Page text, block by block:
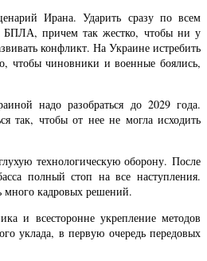
Ирана. Ударить сразу по всем
БПЛА, причем так жестко, чтобы ни у
конфликт. На Украине истребить
чтобы чиновники и военные боялись,
надо разобраться до 2029 года.
так, чтобы от нее не могла исходить
технологическую оборону. После
полный стоп на все наступления.
много кадровых решений.
и всесторонне укрепление методов
уклада, в первую очередь передовых